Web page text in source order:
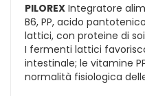
PILOREX Integratore
B6, PP, acido
lattici, con proteine di
I fermenti lattici
intestinale; le vitamine
normalità fisiologica